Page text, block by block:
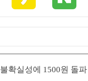
확실성에 1500원 돌파